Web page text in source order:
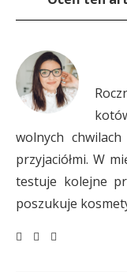
wolnych
przyjaciółmi. W
testuje kolejne
poszukuje